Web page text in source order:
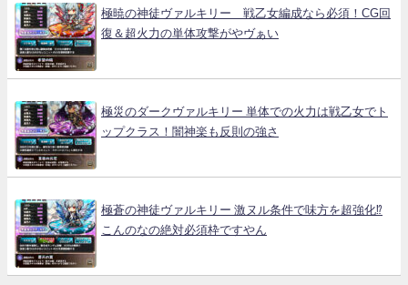
極暁の神徒ヴァルキリー 戦乙女編成なら必須！CG回
復＆超火力の単体攻撃がやヴぁい
極災のダークヴァルキリー 単体での火力は戦乙女でト
ップクラス！闇神楽も反則の強さ
極蒼の神徒ヴァルキリー 激ヌル条件で味方を超強化⁉
こんのなの絶対必須枠ですやん